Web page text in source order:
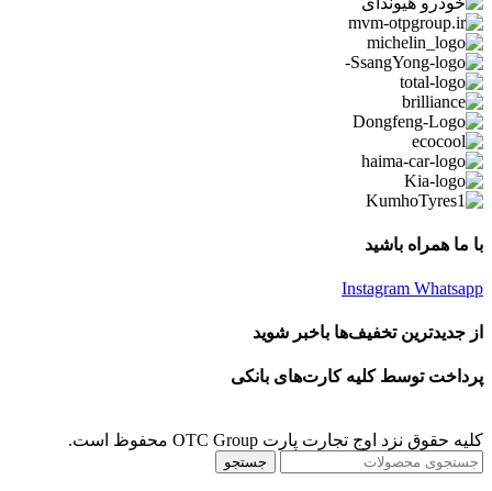
با ما همراه باشید
Instagram Whatsapp
از جدیدترین تخفیف‌ها باخبر شوید
پرداخت توسط کلیه کارت‌های بانکی
کلیه حقوق نزد اوج تجارت پارت OTC Group محفوظ است.
جستجو